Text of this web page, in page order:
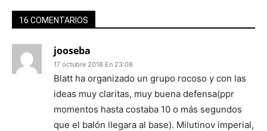
16 COMENTARIOS
jooseba
17 octubre 2018 En 23:08
Blatt ha organizado un grupo rocoso y con las
ideas muy claritas, muy buena defensa(ppr
momentos hasta costaba 10 o más segundos
que el balón llegara al base). Milutinov imperial,